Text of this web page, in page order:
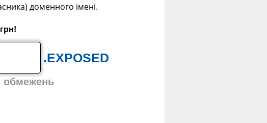
доменного імені.
.EXPOSED
обмежень